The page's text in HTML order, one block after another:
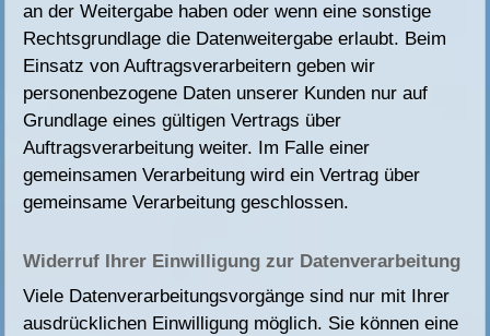
an der Weitergabe haben oder wenn eine sonstige
Rechtsgrundlage die Datenweitergabe erlaubt. Beim
Einsatz von Auftragsverarbeitern geben wir
personenbezogene Daten unserer Kunden nur auf
Grundlage eines gültigen Vertrags über
Auftragsverarbeitung weiter. Im Falle einer
gemeinsamen Verarbeitung wird ein Vertrag über
gemeinsame Verarbeitung geschlossen.
Widerruf Ihrer Einwilligung zur Datenverarbeitung
Viele Datenverarbeitungsvorgänge sind nur mit Ihrer
ausdrücklichen Einwilligung möglich. Sie können eine